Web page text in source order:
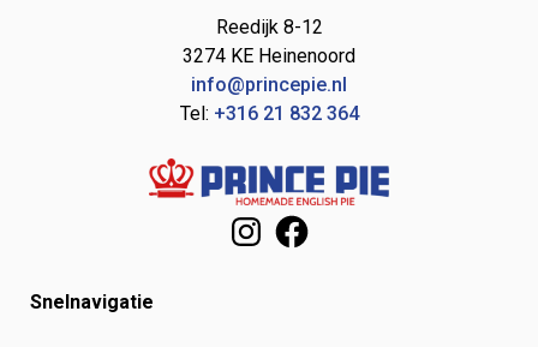
Reedijk 8-12
3274 KE Heinenoord
info@princepie.nl
Tel: +316 21 832 364
Instagram
Facebook
Snelnavigatie